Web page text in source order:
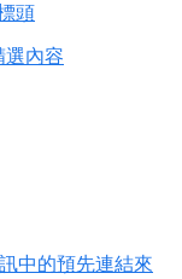
頭
內容
中的預先連結來